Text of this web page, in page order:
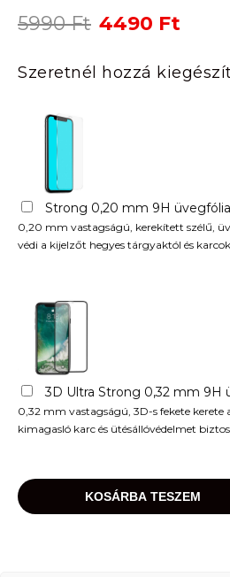
5990Ft Original
was:
5990 Ft.
4490 Ft
is:
4490
Szeretnél hozzá
Strong 0,20 mm 9H
0,20 mm vastagságú, kerekített szélű,
védi a kijelzőt hegyes tárgyaktól és
3D Ultra Strong 0,32 mm 9H
0,32 mm vastagságú, 3D-s fekete kerete
kimagasló karc és ütésállóvédelmet
KOSÁRBA TESZEM